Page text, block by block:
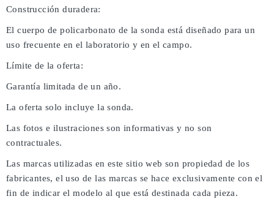
Construcción duradera:
El cuerpo de policarbonato de la sonda está diseñado para un
uso frecuente en el laboratorio y en el campo.
Límite de la oferta:
Garantía limitada de un año.
La oferta solo incluye la sonda.
Las fotos e ilustraciones son informativas y no son
contractuales.
Las marcas utilizadas en este sitio web son propiedad de los
fabricantes, el uso de las marcas se hace exclusivamente con el
fin de indicar el modelo al que está destinada cada pieza.